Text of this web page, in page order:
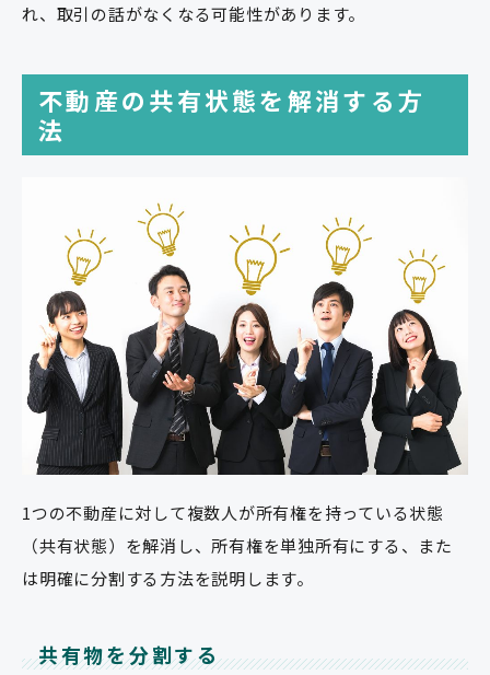
れ、取引の話がなくなる可能性があります。
不動産の共有状態を解消する方
法
1つの不動産に対して複数人が所有権を持っている状態
（共有状態）を解消し、所有権を単独所有にする、また
は明確に分割する方法を説明します。
共有物を分割する